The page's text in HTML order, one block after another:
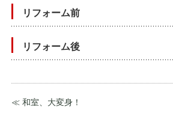
リフォーム前
リフォーム後
≪ 和室、大変身！